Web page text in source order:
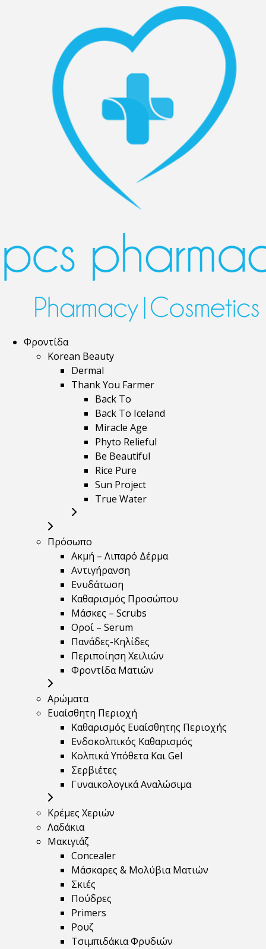
Φροντίδα
Korean Beauty
Dermal
Thank You Farmer
Back To
Back To Iceland
Miracle Age
Phyto Relieful
Be Beautiful
Rice Pure
Sun Project
True Water
Πρόσωπο
Ακμή – Λιπαρό Δέρμα
Αντιγήρανση
Ενυδάτωση
Καθαρισμός Προσώπου
Μάσκες – Scrubs
Οροί – Serum
Πανάδες-Κηλίδες
Περιποίηση Χειλιών
Φροντίδα Ματιών
Αρώματα
Ευαίσθητη Περιοχή
Καθαρισμός Ευαίσθητης Περιοχής
Ενδοκολπικός Καθαρισμός
Κολπικά Υπόθετα Και Gel
Σερβιέτες
Γυναικολογικά Αναλώσιμα
Κρέμες Χεριών
Λαδάκια
Μακιγιάζ
Concealer
Μάσκαρες & Μολύβια Ματιών
Σκιές
Πούδρες
Primers
Ρουζ
Τσιμπιδάκια Φρυδιών